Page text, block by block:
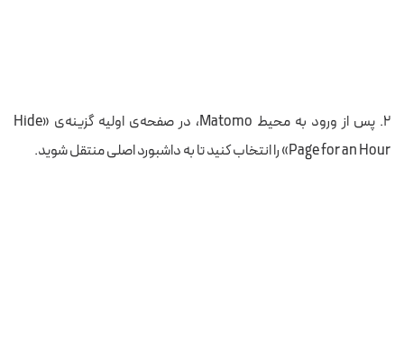
۲. پس از ورود به محیط Matomo، در صفحه‌ی اولیه گزینه‌ی «Hide
Page for an Hour» را انتخاب کنید تا به داشبورد اصلی منتقل شوید.